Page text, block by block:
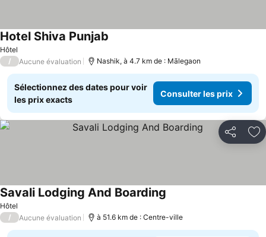
Hôtel
Hotel Shiva Punjab
/ Aucune évaluation Nashik, à 4.7 km de : Mālegaon
Sélectionnez des dates pour voir
les prix exacts
Consulter les prix
Partager
Hôtel
Savali Lodging And Boarding
/ Aucune évaluation à 51.6 km de : Centre-ville